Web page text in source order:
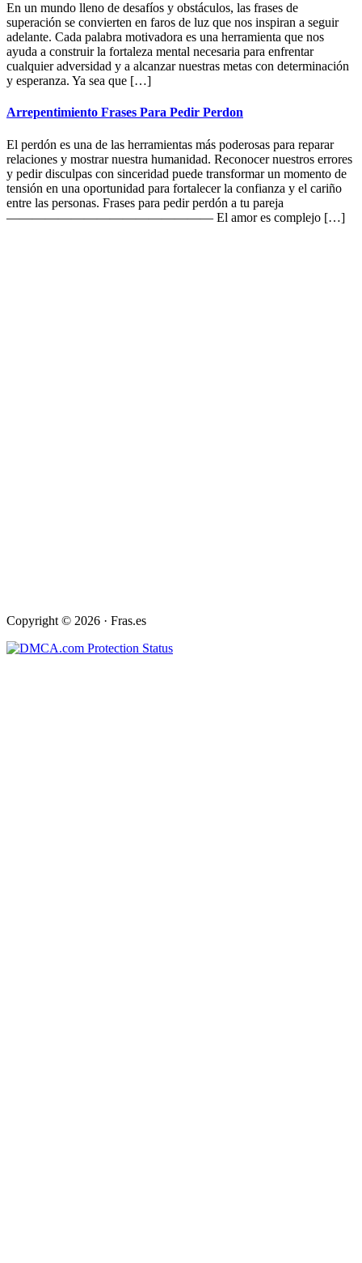
En un mundo lleno de desafíos y obstáculos, las frases de
superación se convierten en faros de luz que nos inspiran a seguir
adelante. Cada palabra motivadora es una herramienta que nos
ayuda a construir la fortaleza mental necesaria para enfrentar
cualquier adversidad y a alcanzar nuestras metas con determinación
y esperanza. Ya sea que […]
Arrepentimiento Frases Para Pedir Perdon
El perdón es una de las herramientas más poderosas para reparar
relaciones y mostrar nuestra humanidad. Reconocer nuestros errores
y pedir disculpas con sinceridad puede transformar un momento de
tensión en una oportunidad para fortalecer la confianza y el cariño
entre las personas. Frases para pedir perdón a tu pareja
———————————————— El amor es complejo […]
Copyright © 2026 · Fras.es